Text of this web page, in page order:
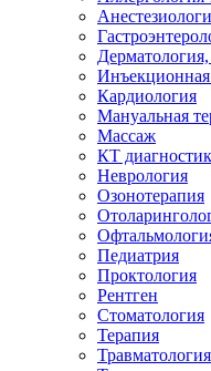
Кардиология
Мануальная
Массаж
КТ
Неврология
Озонотерапия
Педиатрия
Проктология
Рентген
Стоматология
Терапия